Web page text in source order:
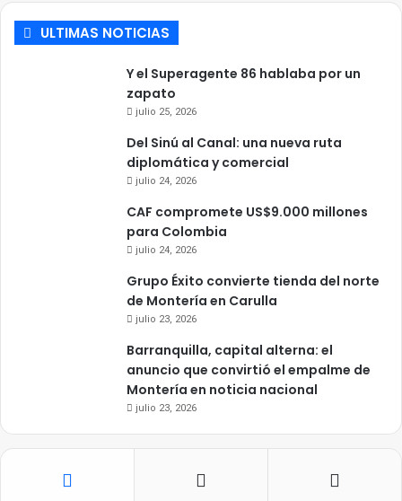
ULTIMAS NOTICIAS
Y el Superagente 86 hablaba por un
zapato
julio 25, 2026
Del Sinú al Canal: una nueva ruta
diplomática y comercial
julio 24, 2026
CAF compromete US$9.000 millones
para Colombia
julio 24, 2026
Grupo Éxito convierte tienda del norte
de Montería en Carulla
julio 23, 2026
Barranquilla, capital alterna: el
anuncio que convirtió el empalme de
Montería en noticia nacional
julio 23, 2026